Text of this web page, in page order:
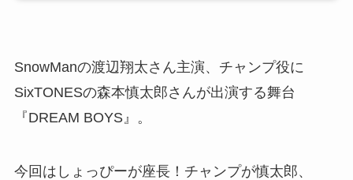
SnowManの渡辺翔太さん主演、チャンプ役に
SixTONESの森本慎太郎さんが出演する舞台
『DREAM BOYS』。
今回はしょっぴーが座長！チャンプが慎太郎、